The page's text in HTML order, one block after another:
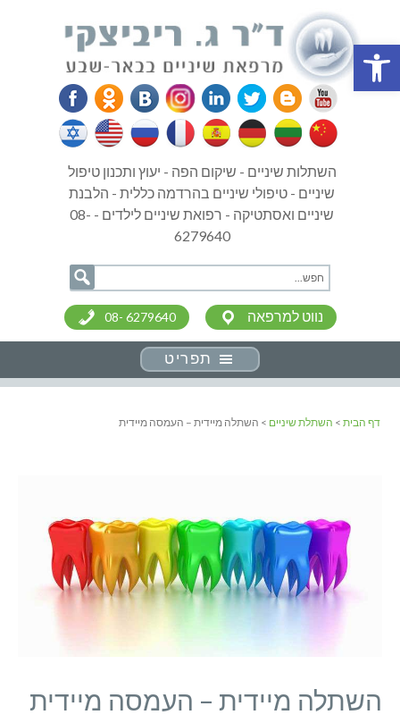
פתח סרגל נגישות
השתלות שיניים - שיקום הפה - יעוץ ותכנון טיפול
שיניים - טיפולי שיניים בהרדמה כללית - הלבנת
שיניים ואסתטיקה - רפואת שיניים לילדים - 08-
6279640
08- 6279640 נווט למרפאה
תפריט
דף הבית > השתלת שיניים > השתלה מיידית – העמסה מיידית
השתלה מיידית – העמסה מיידית